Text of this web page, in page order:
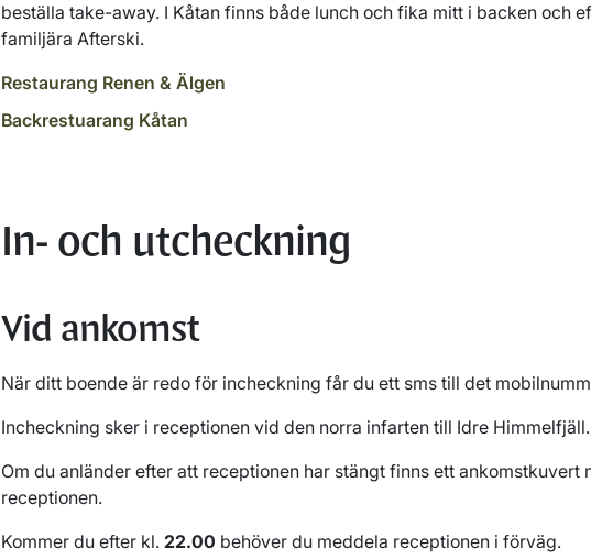
beställa take-away. I Kåtan finns både lunch och fika mitt i backen och
familjära Afterski.
Restaurang Renen & Älgen
Backrestuarang Kåtan
In- och utcheckning
Vid ankomst
När ditt boende är redo för incheckning får du ett sms till det
Incheckning sker i receptionen vid den norra infarten till Idre Himmelfjäll.
Om du anländer efter att receptionen har stängt finns ett ankomstkuvert
receptionen.
Kommer du efter kl. 22.00 behöver du meddela receptionen i förväg.